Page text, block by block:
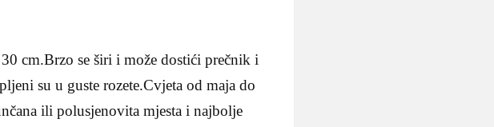
cm.Brzo se širi i može dostići prečnik i
su u guste rozete.Cvjeta od maja do
ili polusjenovita mjesta i najbolje